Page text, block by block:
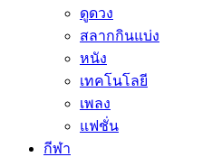
ดูดวง
สลากกินแบ่ง
หนัง
เทคโนโลยี
เพลง
แฟชั่น
กีฬา